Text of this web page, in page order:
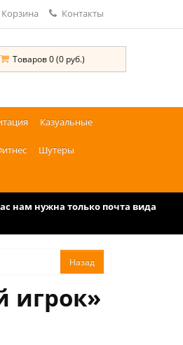
Корзина Контакты
Товаров 0 (0 руб.)
Казуальные
Шутеры
нам нужна только почта вида
игрок»